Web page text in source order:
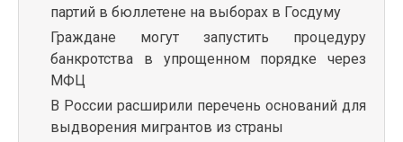
партий в бюллетене на выборах в Госдуму
Граждане могут запустить процедуру
банкротства в упрощенном порядке через
МФЦ
В России расширили перечень оснований для
выдворения мигрантов из страны